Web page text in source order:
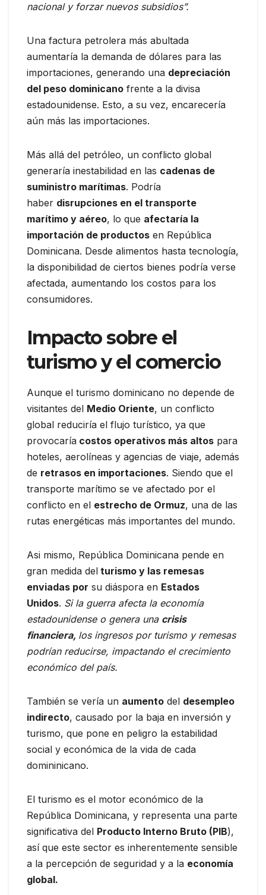
nacional y forzar nuevos subsidios”.
Una factura petrolera más abultada
aumentaría la demanda de dólares para las
importaciones, generando una depreciación
del peso dominicano frente a la divisa
estadounidense. Esto, a su vez, encarecería
aún más las importaciones.
Más allá del petróleo, un conflicto global
generaría inestabilidad en las cadenas de
suministro marítimas. Podría
haber disrupciones en el transporte
marítimo y aéreo, lo que afectaría la
importación de productos en República
Dominicana. Desde alimentos hasta tecnología,
la disponibilidad de ciertos bienes podría verse
afectada, aumentando los costos para los
consumidores.
Impacto sobre el
turismo y el comercio
Aunque el turismo dominicano no depende de
visitantes del Medio Oriente, un conflicto
global reduciría el flujo turístico, ya que
provocaría costos operativos más altos para
hoteles, aerolíneas y agencias de viaje, además
de retrasos en importaciones. Siendo que el
transporte marítimo se ve afectado por el
conflicto en el estrecho de Ormuz, una de las
rutas energéticas más importantes del mundo.
Asi mismo, República Dominicana pende en
gran medida del turismo y las remesas
enviadas por su diáspora en Estados
Unidos. Si la guerra afecta la economía
estadounidense o genera una crisis
financiera, los ingresos por turismo y remesas
podrían reducirse, impactando el crecimiento
económico del país.
También se vería un aumento del desempleo
indirecto, causado por la baja en inversión y
turismo, que pone en peligro la estabilidad
social y económica de la vida de cada
domininicano.
El turismo es el motor económico de la
República Dominicana, y representa una parte
significativa del Producto Interno Bruto (PIB),
así que este sector es inherentemente sensible
a la percepción de seguridad y a la economía
global.